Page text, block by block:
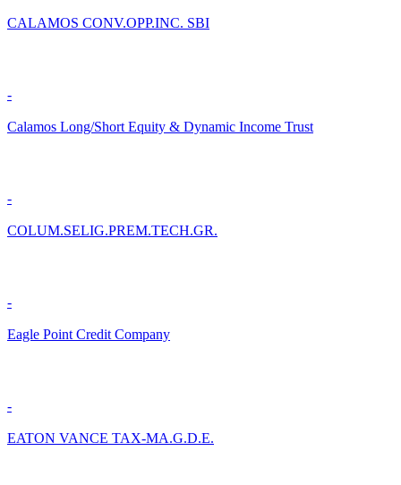
CALAMOS CONV.OPP.INC. SBI
-
Calamos Long/Short Equity & Dynamic Income Trust
-
COLUM.SELIG.PREM.TECH.GR.
-
Eagle Point Credit Company
-
EATON VANCE TAX-MA.G.D.E.